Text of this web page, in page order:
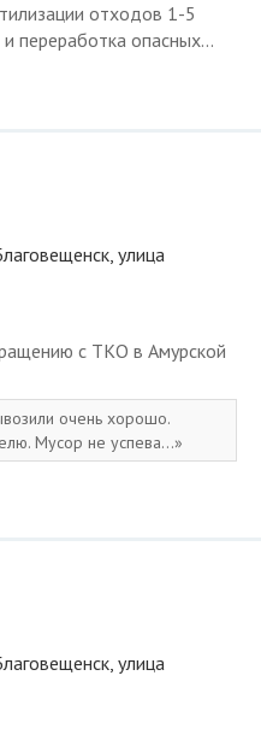
отходов 1-5
переработка опасных...
улица
с ТКО в Амурской
очень хорошо.
Мусор не успева...
улица